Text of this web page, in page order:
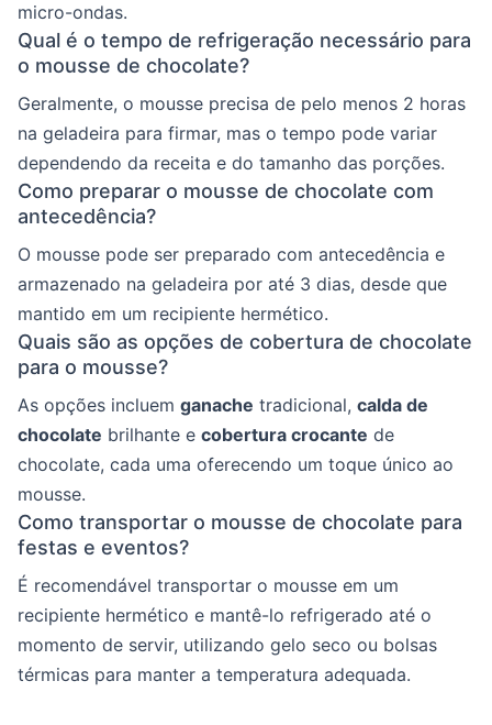
micro-ondas.
Qual é o tempo de refrigeração necessário para
o mousse de chocolate?
Geralmente, o mousse precisa de pelo menos 2 horas
na geladeira para firmar, mas o tempo pode variar
dependendo da receita e do tamanho das porções.
Como preparar o mousse de chocolate com
antecedência?
O mousse pode ser preparado com antecedência e
armazenado na geladeira por até 3 dias, desde que
mantido em um recipiente hermético.
Quais são as opções de cobertura de chocolate
para o mousse?
As opções incluem ganache tradicional, calda de
chocolate brilhante e cobertura crocante de
chocolate, cada uma oferecendo um toque único ao
mousse.
Como transportar o mousse de chocolate para
festas e eventos?
É recomendável transportar o mousse em um
recipiente hermético e mantê-lo refrigerado até o
momento de servir, utilizando gelo seco ou bolsas
térmicas para manter a temperatura adequada.